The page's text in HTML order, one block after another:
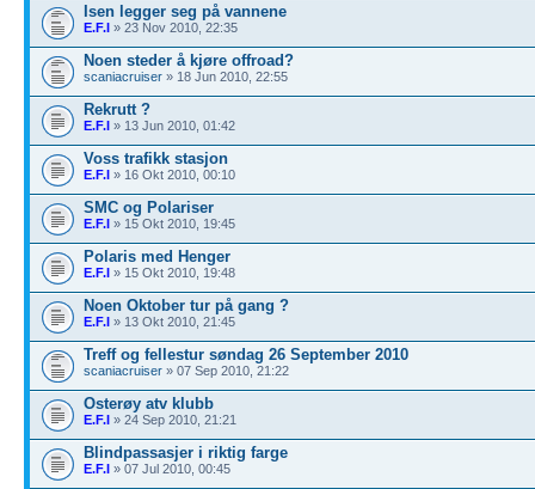
Isen legger seg på vannene
E.F.I » 23 Nov 2010, 22:35
Noen steder å kjøre offroad?
scaniacruiser » 18 Jun 2010, 22:55
Rekrutt ?
E.F.I » 13 Jun 2010, 01:42
Voss trafikk stasjon
E.F.I » 16 Okt 2010, 00:10
SMC og Polariser
E.F.I » 15 Okt 2010, 19:45
Polaris med Henger
E.F.I » 15 Okt 2010, 19:48
Noen Oktober tur på gang ?
E.F.I » 13 Okt 2010, 21:45
Treff og fellestur søndag 26 September 2010
scaniacruiser » 07 Sep 2010, 21:22
Osterøy atv klubb
E.F.I » 24 Sep 2010, 21:21
Blindpassasjer i riktig farge
E.F.I » 07 Jul 2010, 00:45